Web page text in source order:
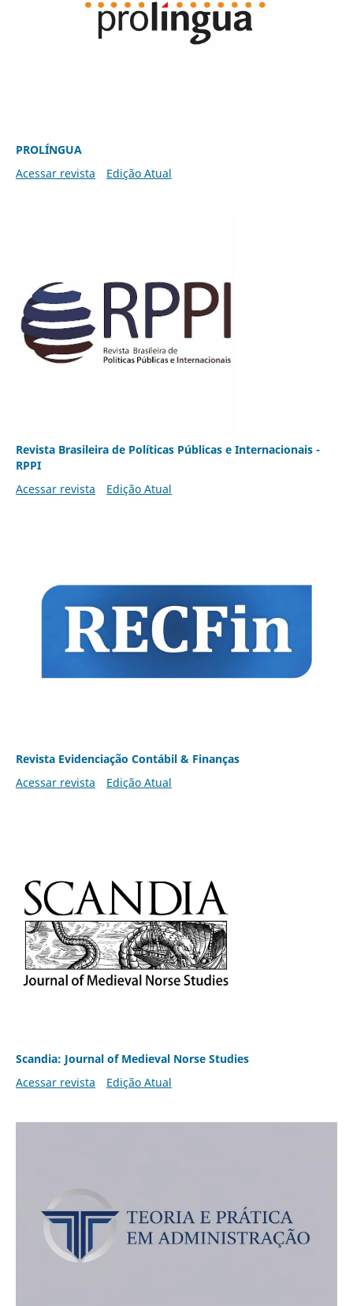
PROLÍNGUA
Acessar revista
Edição Atual
Revista Brasileira de Políticas Públicas e Internacionais -
RPPI
Acessar revista
Edição Atual
Revista Evidenciação Contábil & Finanças
Acessar revista
Edição Atual
Scandia: Journal of Medieval Norse Studies
Acessar revista
Edição Atual